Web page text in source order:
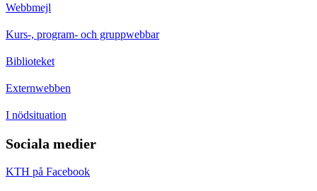
Webbmejl
Kurs-, program- och gruppwebbar
Biblioteket
Externwebben
I nödsituation
Sociala medier
KTH på Facebook